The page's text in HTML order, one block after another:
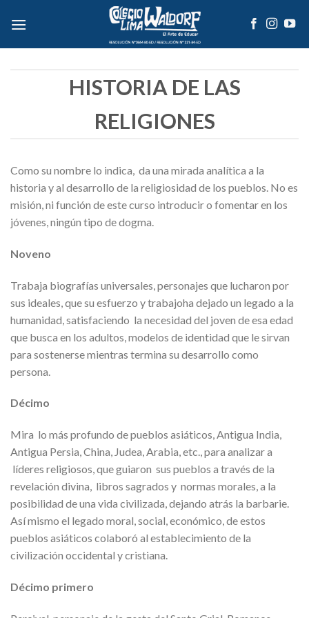
HISTORIA DE LAS
RELIGIONES
Como su nombre lo indica, da una mirada analítica a la
historia y al desarrollo de la religiosidad de los pueblos. No es
misión, ni función de este curso introducir o fomentar en los
jóvenes, ningún tipo de dogma.
Noveno
Trabaja biografías universales, personajes que lucharon por
sus ideales, que su esfuerzo y trabajoha dejado un legado a la
humanidad, satisfaciendo la necesidad del joven de esa edad
que busca en los adultos, modelos de identidad que le sirvan
para sostenerse mientras termina su desarrollo como
persona.
Décimo
Mira lo más profundo de pueblos asiáticos, Antigua India,
Antigua Persia, China, Judea, Arabia, etc., para analizar a
líderes religiosos, que guiaron sus pueblos a través de la
revelación divina, libros sagrados y normas morales, a la
posibilidad de una vida civilizada, dejando atrás la barbarie.
Así mismo el legado moral, social, económico, de estos
pueblos asiáticos colaboró al establecimiento de la
civilización occidental y cristiana.
Décimo primero